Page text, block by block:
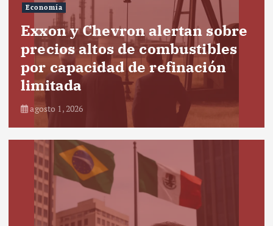
Economía
Exxon y Chevron alertan sobre
precios altos de combustibles
por capacidad de refinación
limitada
agosto 1, 2026